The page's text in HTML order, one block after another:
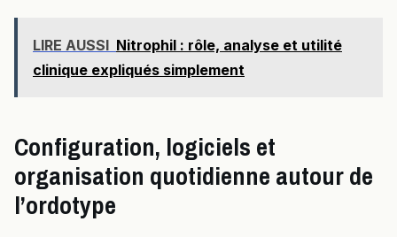
LIRE AUSSI Nitrophil : rôle, analyse et utilité
clinique expliqués simplement
Configuration, logiciels et
organisation quotidienne autour de
l’ordotype